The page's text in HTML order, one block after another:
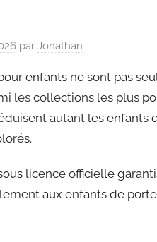
par Jonathan
enfants ne sont pas
les collections les plus
autant les
licence officielle
aux enfants de